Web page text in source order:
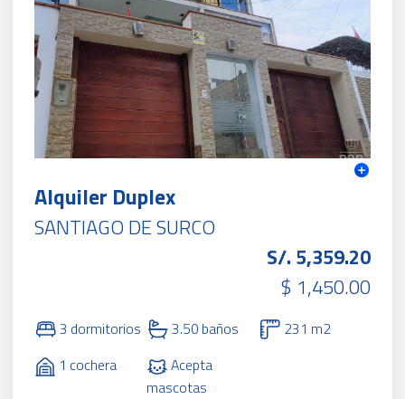
Alquiler Duplex
SANTIAGO DE SURCO
S/. 5,359.20
$ 1,450.00
3 dormitorios 3.50 baños
231 m2
1 cochera
Acepta
mascotas